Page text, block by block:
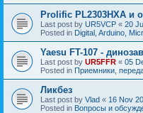
Prolific PL2303HXA и
Last post by UR5VCP « 20
Posted in Digital, Arduino,
Yaesu FT-107 -
Last post by UR5FFR « 05
Posted in Приемники,
Ликбез
Last post by Vlad « 16 Nov
Posted in Вопросы и